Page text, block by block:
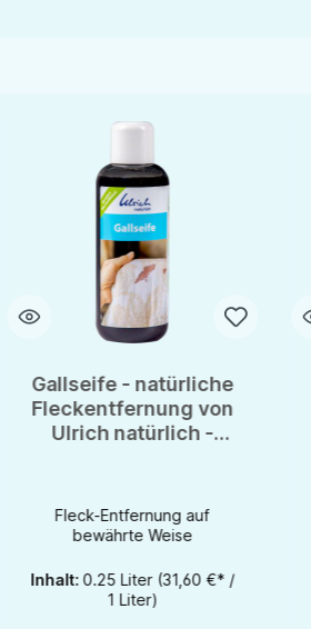
Gallseife - natürliche
Fleckentfernung von
Ulrich natürlich -
Fleck-Entfernung auf
bewährte Weise
Inhalt: 0.25 Liter (31,60 €* /
1 Liter)